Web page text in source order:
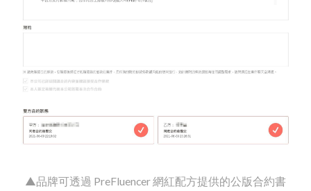
▲品牌可透過 PreFluencer 網紅配方提供的公版合約書